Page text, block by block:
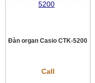
Đàn organ Casio CTK-5200
Call